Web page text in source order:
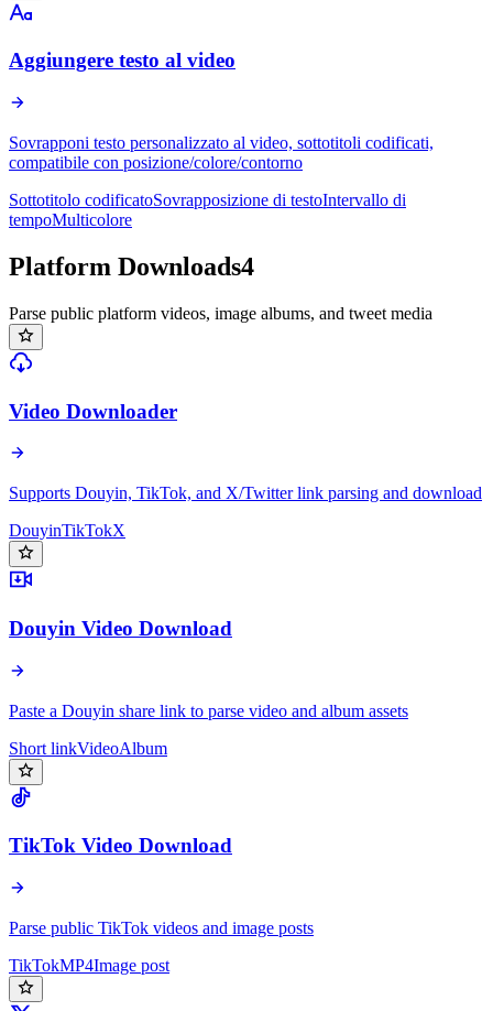
Aggiungere testo al video
Sovrapponi testo personalizzato al video, sottotitoli codificati,
compatibile con posizione/colore/contorno
Sottotitolo codificatoSovrapposizione di testoIntervallo di
tempoMulticolore
Platform Downloads4
Parse public platform videos, image albums, and tweet media
Video Downloader
Supports Douyin, TikTok, and X/Twitter link parsing and download
DouyinTikTokX
Douyin Video Download
Paste a Douyin share link to parse video and album assets
Short linkVideoAlbum
TikTok Video Download
Parse public TikTok videos and image posts
TikTokMP4Image post